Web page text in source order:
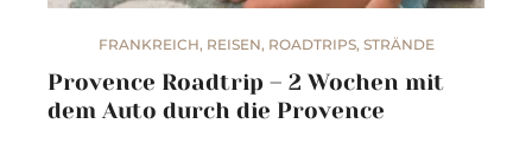
FRANKREICH, REISEN, ROADTRIPS, STRÄNDE
Provence Roadtrip – 2 Wochen mit
dem Auto durch die Provence